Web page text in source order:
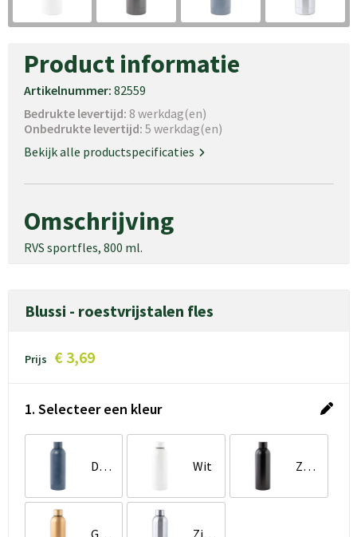
Product informatie
Artikelnummer: 82559
Bedrukte levertijd: 8 werkdag(en)
Onbedrukte levertijd: 5 werkdag(en)
Bekijk alle productspecificaties
Omschrijving
RVS sportfles, 800 ml.
Blussi - roestvrijstalen fles
Prijs € 3,69
1. Selecteer een kleur
Donker blauw Wit Zwart
Goud Zilver